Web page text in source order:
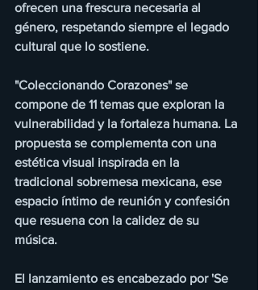
ofrecen una frescura necesaria al
género, respetando siempre el legado
cultural que lo sostiene.
"Coleccionando Corazones" se
compone de 11 temas que exploran la
vulnerabilidad y la fortaleza humana. La
propuesta se complementa con una
estética visual inspirada en la
tradicional sobremesa mexicana, ese
espacio íntimo de reunión y confesión
que resuena con la calidez de su
música.
El lanzamiento es encabezado por 'Se